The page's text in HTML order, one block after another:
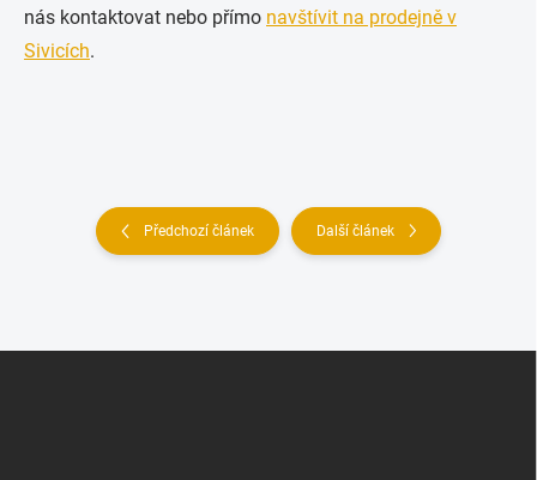
nás kontaktovat nebo přímo navštívit na prodejně v
Sivicích.
Předchozí článek Další článek